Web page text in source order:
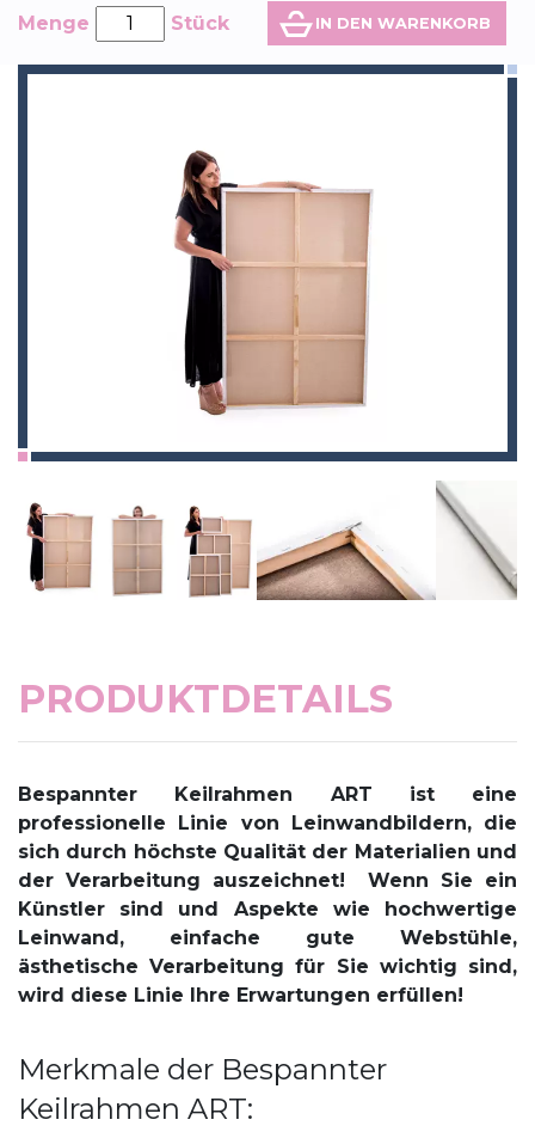
Menge
Stück IN DEN WARENKORB
PRODUKTDETAILS
Bespannter Keilrahmen ART ist eine
professionelle Linie von Leinwandbildern, die
sich durch höchste Qualität der Materialien und
der Verarbeitung auszeichnet!Wenn Sie ein
Künstler sind und Aspekte wie hochwertige
Leinwand, einfache gute Webstühle,
ästhetische Verarbeitung für Sie wichtig sind,
wird diese Linie Ihre Erwartungen erfüllen!
Merkmale der Bespannter
Keilrahmen ART: